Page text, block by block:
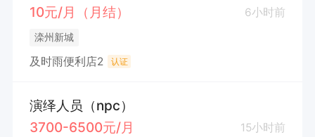
10元/月（月结）
6小时前
滦州新城
及时雨便利店2 认证
演绎人员（npc）
3700-6500元/月
15小时前